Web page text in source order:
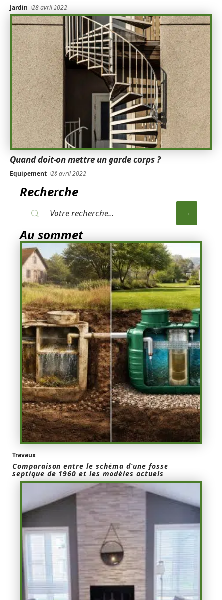
Jardin 28 avril 2022
Quand doit-on mettre un garde corps ?
Equipement 28 avril 2022
Recherche
Au sommet
Travaux
Comparaison entre le schéma d’une fosse
septique de 1960 et les modèles actuels